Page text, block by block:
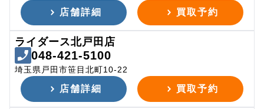
店舗詳細 買取予約
ライダース北戸田店
048-421-5100
埼玉県戸田市笹目北町10-22
店舗詳細 買取予約